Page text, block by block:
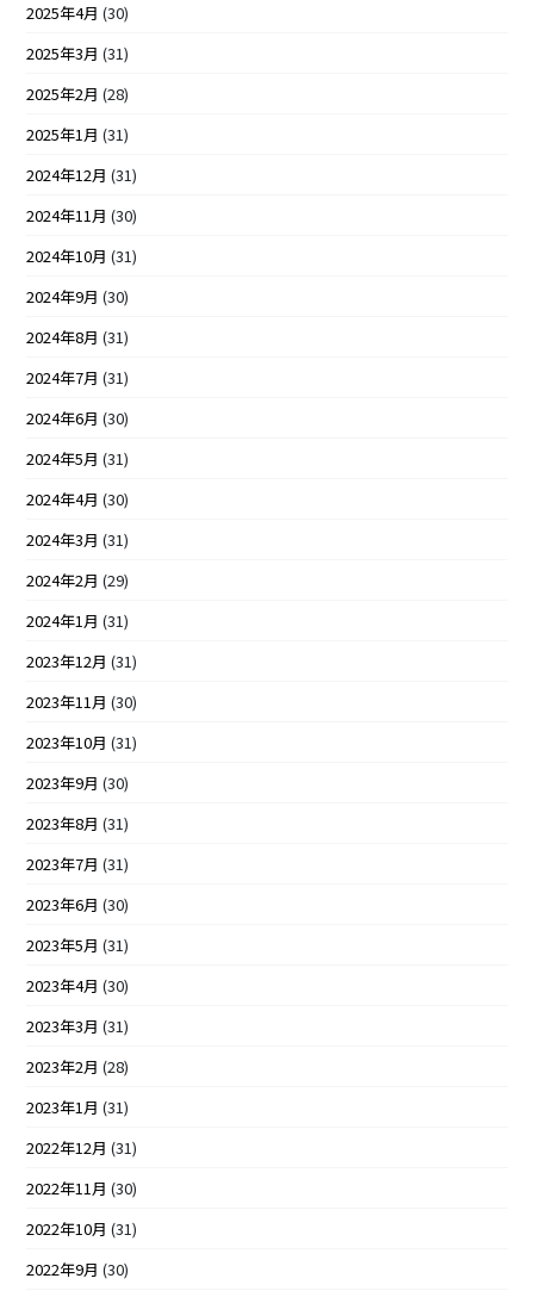
2025年4月 (30)
2025年3月 (31)
2025年2月 (28)
2025年1月 (31)
2024年12月 (31)
2024年11月 (30)
2024年10月 (31)
2024年9月 (30)
2024年8月 (31)
2024年7月 (31)
2024年6月 (30)
2024年5月 (31)
2024年4月 (30)
2024年3月 (31)
2024年2月 (29)
2024年1月 (31)
2023年12月 (31)
2023年11月 (30)
2023年10月 (31)
2023年9月 (30)
2023年8月 (31)
2023年7月 (31)
2023年6月 (30)
2023年5月 (31)
2023年4月 (30)
2023年3月 (31)
2023年2月 (28)
2023年1月 (31)
2022年12月 (31)
2022年11月 (30)
2022年10月 (31)
2022年9月 (30)